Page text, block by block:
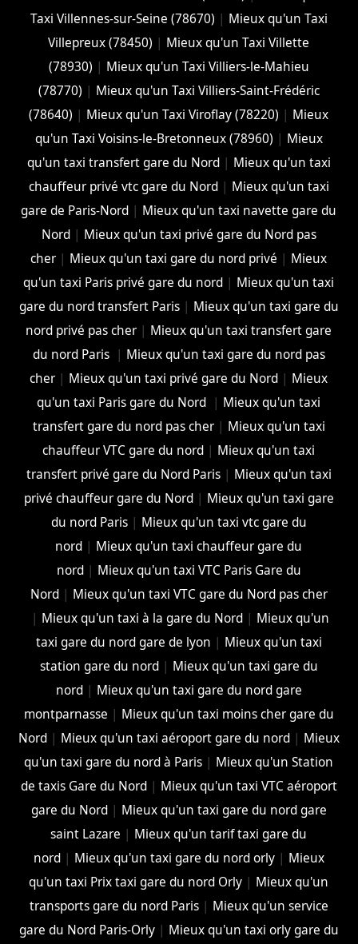
Taxi Villennes-sur-Seine (78670) | Mieux qu'un Taxi
Villepreux (78450) | Mieux qu'un Taxi Villette
(78930) | Mieux qu'un Taxi Villiers-le-Mahieu
(78770) | Mieux qu'un Taxi Villiers-Saint-Frédéric
(78640) | Mieux qu'un Taxi Viroflay (78220) | Mieux
qu'un Taxi Voisins-le-Bretonneux (78960) | Mieux
qu'un taxi transfert gare du Nord| Mieux qu'un taxi
chauffeur privé vtc gare du Nord| Mieux qu'un taxi
gare de Paris-Nord | Mieux qu'un taxi navette gare du
Nord| Mieux qu'un taxi privé gare du Nord pas
cher | Mieux qu'un taxi gare du nord privé | Mieux
qu'un taxi Paris privé gare du nord | Mieux qu'un taxi
gare du nord transfert Paris| Mieux qu'un taxi gare du
nord privé pas cher | Mieux qu'un taxi transfert gare
du nord Paris | Mieux qu'un taxi gare du nord pas
cher | Mieux qu'un taxi privé gare du Nord | Mieux
qu'un taxi Paris gare du Nord | Mieux qu'un taxi
transfert gare du nord pas cher| Mieux qu'un taxi
chauffeur VTC gare du nord | Mieux qu'un taxi
transfert privé gare du Nord Paris| Mieux qu'un taxi
privé chauffeur gare du Nord| Mieux qu'un taxi gare
du nord Paris| Mieux qu'un taxi vtc gare du
nord | Mieux qu'un taxi chauffeur gare du
nord| Mieux qu'un taxi VTC Paris Gare du
Nord| Mieux qu'un taxi VTC gare du Nord pas cher
| Mieux qu'un taxi à la gare du Nord | Mieux qu'un
taxi gare du nord gare de lyon | Mieux qu'un taxi
station gare du nord| Mieux qu'un taxi gare du
nord| Mieux qu'un taxi gare du nord gare
montparnasse | Mieux qu'un taxi moins cher gare du
Nord| Mieux qu'un taxi aéroport gare du nord| Mieux
qu'un taxi gare du nord à Paris | Mieux qu'un Station
de taxis Gare du Nord| Mieux qu'un taxi VTC aéroport
gare du Nord| Mieux qu'un taxi gare du nord gare
saint Lazare | Mieux qu'un tarif taxi gare du
nord| Mieux qu'un taxi gare du nord orly| Mieux
qu'un taxi Prix taxi gare du nord Orly | Mieux qu'un
transports gare du nord Paris| Mieux qu'un service
gare du Nord Paris-Orly| Mieux qu'un taxi orly gare du